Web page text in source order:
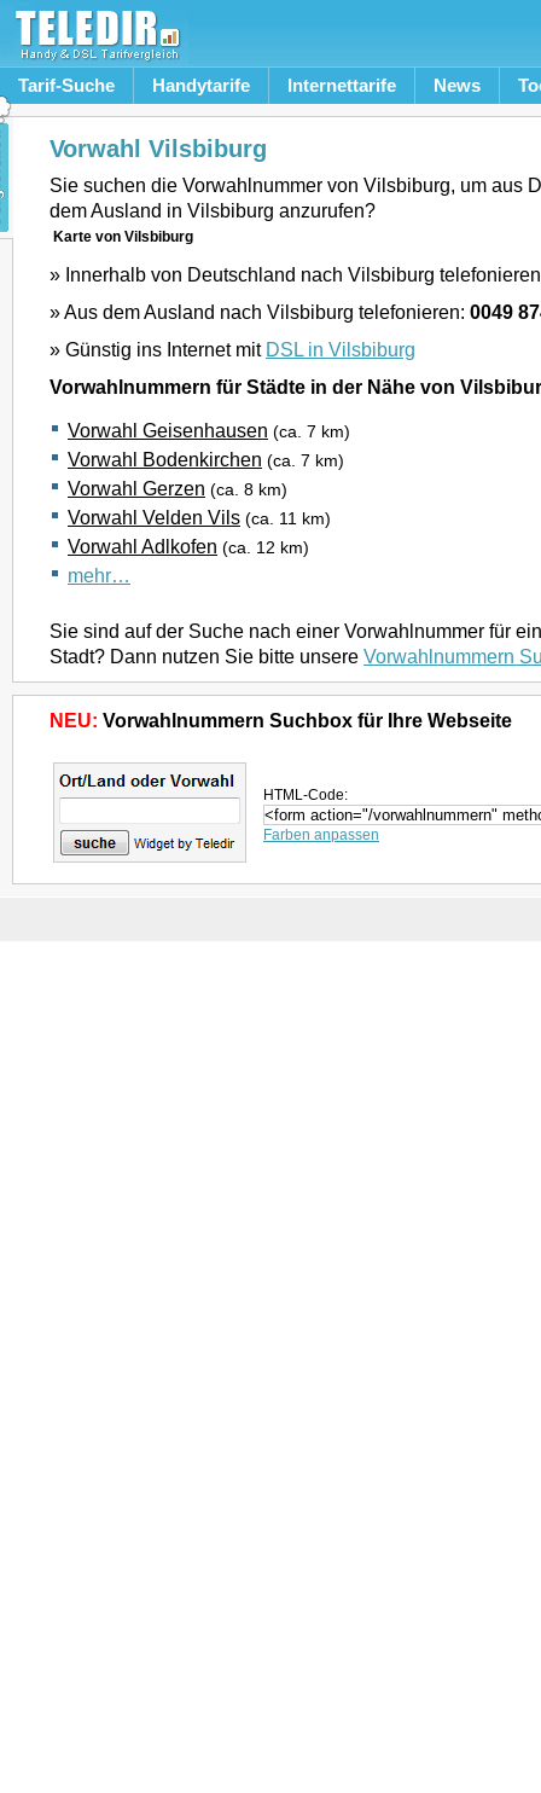
Tarif-Suche Handytarife Internettarife News
Vorwahl Vilsbiburg
Sie suchen die Vorwahlnummer von Vilsbiburg, um aus
dem Ausland in Vilsbiburg anzurufen?
Karte von Vilsbiburg
» Innerhalb von Deutschland nach Vilsbiburg
» Aus dem Ausland nach Vilsbiburg telefonieren: 0049
» Günstig ins Internet mit DSL in Vilsbiburg
Vorwahlnummern für Städte in der Nähe von
Vorwahl Geisenhausen (ca. 7 km)
Vorwahl Bodenkirchen (ca. 7 km)
Vorwahl Gerzen (ca. 8 km)
Vorwahl Velden Vils (ca. 11 km)
Vorwahl Adlkofen (ca. 12 km)
mehr…
Sie sind auf der Suche nach einer Vorwahlnummer für
Stadt? Dann nutzen Sie bitte unsere Vorwahlnummern
NEU: Vorwahlnummern Suchbox für Ihre Webseite
HTML-Code:
Farben anpassen